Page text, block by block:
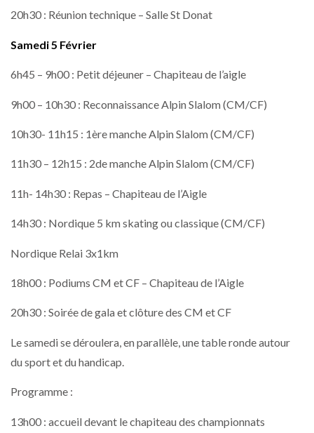
20h30 : Réunion technique – Salle St Donat
Samedi 5 Février
6h45 – 9h00 : Petit déjeuner – Chapiteau de l’aigle
9h00 – 10h30 : Reconnaissance Alpin Slalom (CM/CF)
10h30- 11h15 : 1ère manche Alpin Slalom (CM/CF)
11h30 – 12h15 : 2de manche Alpin Slalom (CM/CF)
11h- 14h30 : Repas – Chapiteau de l’Aigle
14h30 : Nordique 5 km skating ou classique (CM/CF)
Nordique Relai 3x1km
18h00 : Podiums CM et CF – Chapiteau de l’Aigle
20h30 : Soirée de gala et clôture des CM et CF
Le samedi se déroulera, en parallèle, une table ronde autour
du sport et du handicap.
Programme :
13h00 : accueil devant le chapiteau des championnats